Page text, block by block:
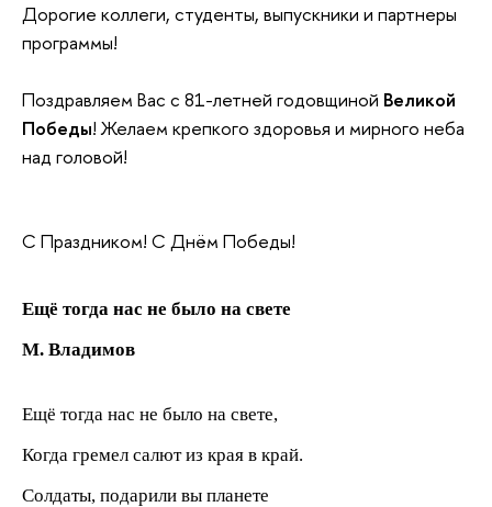
Дорогие коллеги, студенты, выпускники и партнеры
программы!
Поздравляем Вас с 81-летней годовщиной Великой
Победы! Желаем крепкого здоровья и мирного неба
над головой!
С Праздником! С Днём Победы!
Ещё тогда нас не было на свете
М. Владимов
Ещё тогда нас не было на свете,
Когда гремел салют из края в край.
Солдаты, подарили вы планете